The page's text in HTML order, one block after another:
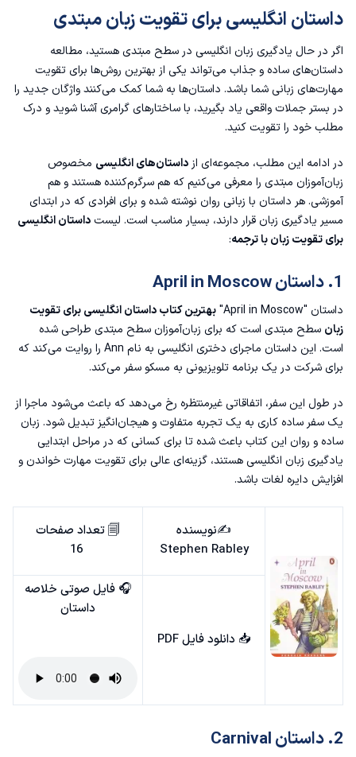
6. Love or Money
7. Black Beauty
8. داستان انگلیسی London
9. Robin Hood
10. Anne of Green Gables
داستان کوتاه انگلیسی سطح متوسط
1. A History of Britain
2. داستان New York
3. The Locked Room
4. Ethan Frome
5. داستان انگلیسی Recycling
6. Tales of Mystery and Imagination
7. Crime Story
9. Dr.Jekyll and Mr.Hyde
10. The Thirty Nine Steps
داستان های کوتاه سطح پیشرفته
2. Sons and Lovers
3. داستان انگلیسی The Firm
داستان انگلیسی برای تقویت زبان مبتدی
اگر در حال یادگیری زبان انگلیسی در سطح مبتدی هستید، مطالعه
داستان‌های ساده و جذاب می‌تواند یکی از بهترین روش‌ها برای تقویت
مهارت‌های زبانی شما باشد. داستان‌ها به شما کمک می‌کنند واژگان جدید را
در بستر جملات واقعی یاد بگیرید، با ساختارهای گرامری آشنا شوید و درک
مطلب خود را تقویت کنید.
در ادامه این مطلب، مجموعه‌ای از داستان‌های انگلیسی مخصوص
زبان‌آموزان مبتدی را معرفی می‌کنیم که هم سرگرم‌کننده هستند و هم
آموزشی. هر داستان با زبانی روان نوشته شده و برای افرادی که در ابتدای
مسیر یادگیری زبان قرار دارند، بسیار مناسب است. لیست داستان انگلیسی
برای تقویت زبان با ترجمه:
1. داستان April in Moscow
داستان "April in Moscow"
بهترین کتاب داستان انگلیسی برای تقویت
زبان سطح مبتدی است که برای زبان‌آموزان سطح مبتدی طراحی شده
است. این داستان ماجرای دختری انگلیسی به نام Ann را روایت می‌کند که
برای شرکت در یک برنامه تلویزیونی به مسکو سفر می‌کند.
در طول این سفر، اتفاقاتی غیرمنتظره رخ می‌دهد که باعث می‌شود ماجرا از
یک سفر ساده کاری به یک تجربه متفاوت و هیجان‌انگیز تبدیل شود. زبان
ساده و روان این کتاب باعث شده تا برای کسانی که در مراحل ابتدایی
یادگیری زبان انگلیسی هستند، گزینه‌ای عالی برای تقویت مهارت خواندن و
افزایش دایره لغات باشد.
✍️نویسنده
Stephen Rabley
🗐 تعداد صفحات
📥 دانلود فایل PDF
🎧 فایل صوتی خلاصه
داستان
2. داستان Carnival